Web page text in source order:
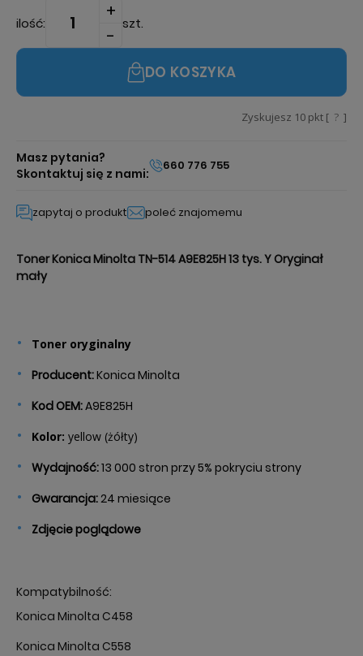
ilość: szt.
DO KOSZYKA
Zyskujesz 10 pkt [ ? ]
Masz pytania?
Skontaktuj się z nami:
660 776 755
zapytaj o produkt poleć znajomemu
Toner Konica Minolta TN-514 A9E825H 13 tys. Y Oryginał
mały
Toner oryginalny
Producent:Konica Minolta
KodOEM:A9E825H
Kolor: yellow (żółty)
Wydajność:13 000 stron przy 5% pokryciu strony
Gwarancja:24 miesiące
Zdjęcie poglądowe
Kompatybilność:
Konica Minolta C458
Konica Minolta C558